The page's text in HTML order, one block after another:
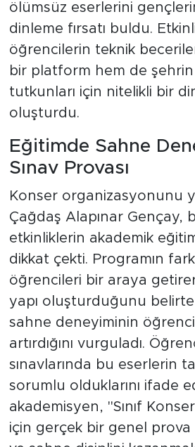
ölümsüz eserlerini
dinleme fırsatı buldu.
öğrencilerin teknik
bir platform hem de
tutkunları için nitelikli bir
oluşturdu.
Eğitimde Sahne
Sınav Provası
Konser organizasyonunu
Çağdaş Alapınar Gençay,
etkinliklerin akademik
dikkat çekti. Programın
öğrencileri bir araya
yapı oluşturduğunu
sahne deneyiminin
artırdığını vurguladı.
sınavlarında bu eserlerin
sorumlu olduklarını ifade
akademisyen, "Sınıf
için gerçek bir genel prova